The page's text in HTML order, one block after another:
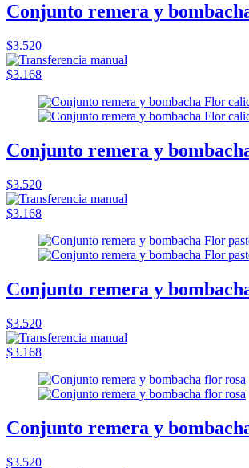
Conjunto remera y
$3.520
$3.168
Conjunto remera y
$3.520
$3.168
Conjunto remera y
$3.520
$3.168
Conjunto remera y
$3.520